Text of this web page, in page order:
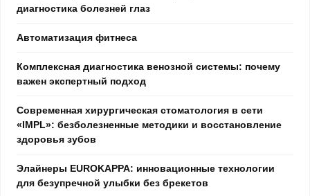
диагностика болезней глаз
Автоматизация фитнеса
Комплексная диагностика венозной системы: почему
важен экспертный подход
Современная хирургическая стоматология в сети
«IMPL»: безболезненные методики и восстановление
здоровья зубов
Элайнеры EUROKAPPA: инновационные технологии
для безупречной улыбки без брекетов